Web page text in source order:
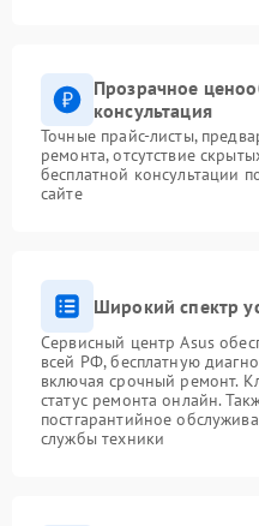
Прозрачное
консультация
Точные прайс-листы,
ремонта, отсутствие
бесплатной консультации
сайте
Широкий спектр
Сервисный центр Asus
всей РФ, бесплатную
включая срочный ремонт.
статус ремонта онлайн.
постгарантийное
службы техники